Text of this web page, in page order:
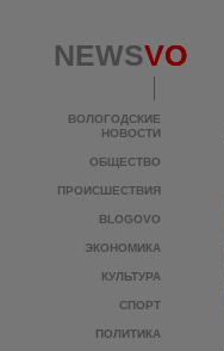
NEWSVO
ВОЛОГОДСКИЕ
НОВОСТИ
ОБЩЕСТВО
ПРОИСШЕСТВИЯ
BLOGOVO
ЭКОНОМИКА
КУЛЬТУРА
СПОРТ
ПОЛИТИКА
NEWSVO
ВОЛОГОДСКИЕ
НОВОСТИ
ОБЩЕСТВО
ПРОИСШЕСТВИЯ
BLOGOVO
ЭКОНОМИКА
КУЛЬТУРА
СПОРТ
ПОЛИТИКА